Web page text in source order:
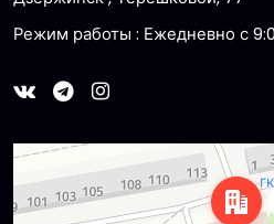
Режим работы : Ежедневно с
Dzerzhinsk
Ulitsa Tereshkovoy, 77 — Yandex Maps